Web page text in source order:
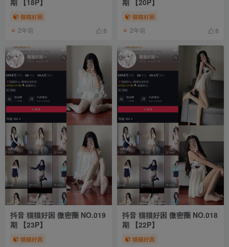
猫猫好困
2年前 8
猫猫好困
2年前 8
抖音 猫猫好困 微密圈 NO.019
期 【23P】
猫猫好困
抖音 猫猫好困 微密圈 NO.018
期 【22P】
猫猫好困